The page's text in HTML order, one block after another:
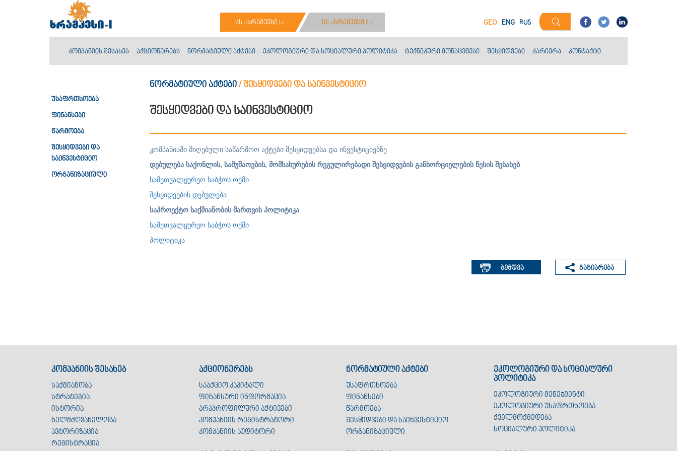
სს «ხრამჰესი I» სს «ხრამჰესი II» GEO ENG RUS
კომპანიის შესახებ აქციონერებს ნორმატიული აქტები ეკოლოგიური და სოციალური პოლიტიკა ტექნიკური მონაცემები შესყიდვები კარიერა კონტაქტი
უსაფრთხოება
ფინანსები
წარმოება
შესყიდვები და
საინვესტიციო
ორგანიზაციული
ნორმატიული აქტები /შესყიდვები და საინვესტიციო
შესყიდვები და საინვესტიციო
კომპანიაში მიღებული საწარმოო აქტები შესყიდვებსა და ინვესტიციებზე
დებულება საქონლის, სამუშაოების, მომსახურების რეგულირებადი შესყიდვების განხორციელების წესის შესახებ
სამეთვალყურეო საბჭოს ოქმი
შესყიდვების დებულება
საპროექტო საქმიანობის მართვის პოლიტიკა
სამეთვალყურეო საბჭოს ოქმი
პოლიტიკა
კომპანიის შესახებ
საქმიანობა
სტრატეგია
ისტორია
ხელმძღვანელობა
ავტორიზაცია
რეგისტრაცია
აქციონერებს
სააქციო კაპიტალი
ფინანსური ინფორმაცია
არაპროფილური აქტივები
კომპანიის რეგისტრატორი
კომპანიის აუდიტორი
ნორმატიული აქტები
უსაფრთხოება
ფინანსები
წარმოება
შესყიდვები და საინვესტიციო
ორგანიზაციული
ეკოლოგიური და სოციალური
პოლიტიკა
ეკოლოგიური მენეჯმენტი
ეკოლოგიური უსაფრთხოება
ქველმოქმედება
სოციალური პოლიტიკა